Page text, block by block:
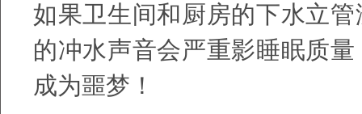
如果卫生间和厨房的下水立
的冲水声音会严重影睡眠质
成为噩梦！